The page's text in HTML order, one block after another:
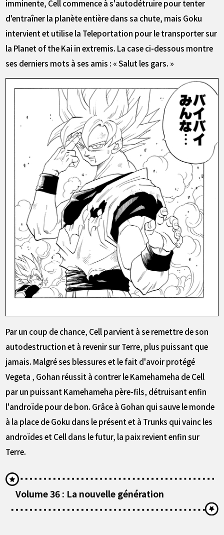
imminente, Cell commence à s'autodétruire pour tenter
d'entraîner la planète entière dans sa chute, mais Goku
intervient et utilise la Teleportation pour le transporter sur
la Planet of the Kai in extremis. La case ci-dessous montre
ses derniers mots à ses amis : « Salut les gars. »
Par un coup de chance, Cell parvient à se remettre de son
autodestruction et à revenir sur Terre, plus puissant que
jamais. Malgré ses blessures et le fait d'avoir protégé
Vegeta , Gohan réussit à contrer le Kamehameha de Cell
par un puissant Kamehameha père-fils, détruisant enfin
l'androïde pour de bon. Grâce à Gohan qui sauve le monde
à la place de Goku dans le présent et à Trunks qui vainc les
androïdes et Cell dans le futur, la paix revient enfin sur
Terre.
Volume 36 : La nouvelle génération